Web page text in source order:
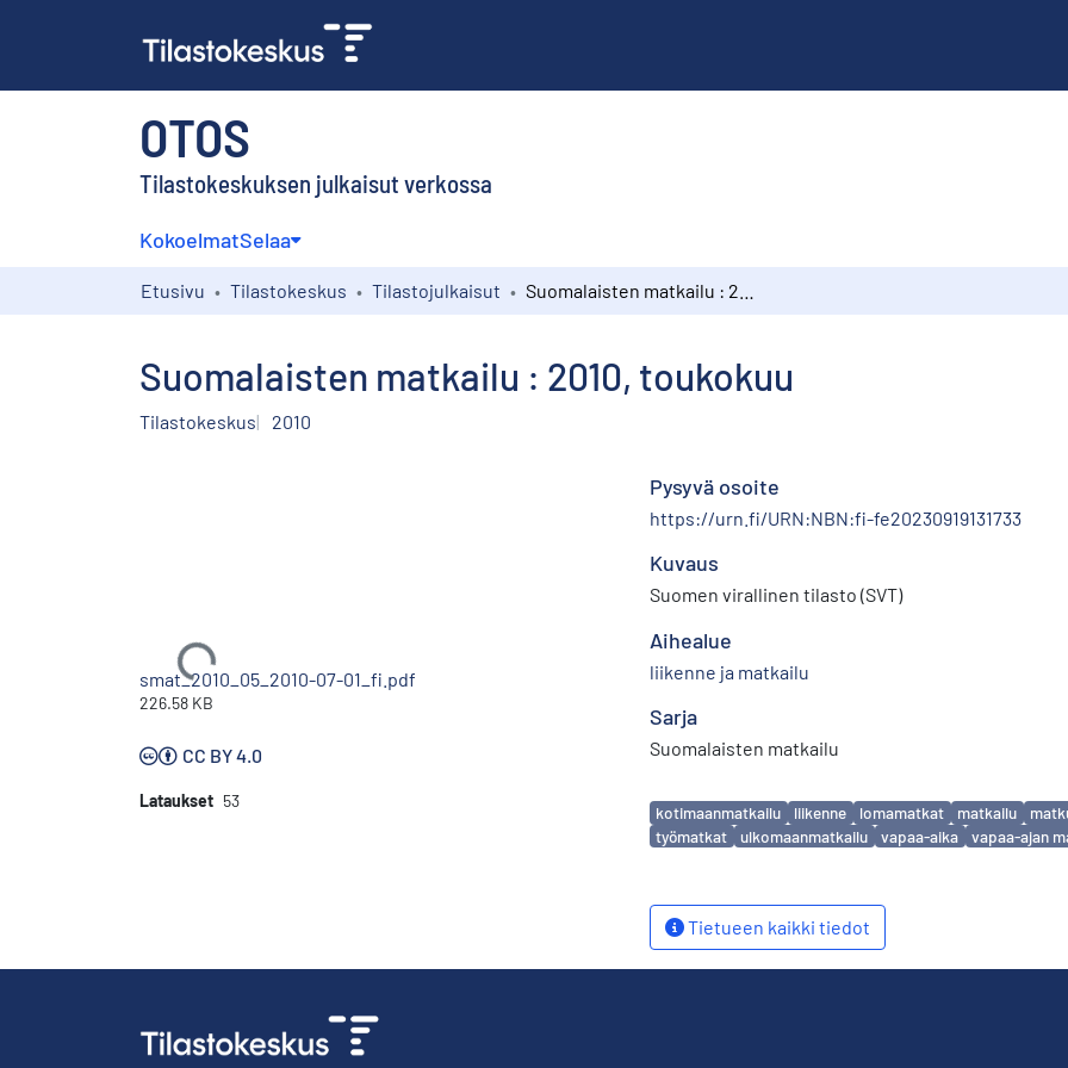
OTOS
Tilastokeskuksen julkaisut verkossa
KokoelmatSelaa
Etusivu Tilastokeskus Tilastojulkaisut
Suomalaisten matkailu : 2010, toukokuu
Tilastokeskus 2010
Ladataan...
smat_2010_05_2010-07-01_fi.pdf
226.58 KB
CC BY 4.0
Lataukset 53
Pysyvä osoite
https://urn.fi/URN:NBN:fi-fe20230919131733
Kuvaus
Suomen virallinen tilasto (SVT)
Aihealue
liikenne ja matkailu
Sarja
Suomalaisten matkailu
Avainsanat
kotimaanmatkailu liikenne lomamatkat matkailu
työmatkat
ulkomaanmatkailu vapaa-aika vapaa-ajan
Tietueen kaikki tiedot